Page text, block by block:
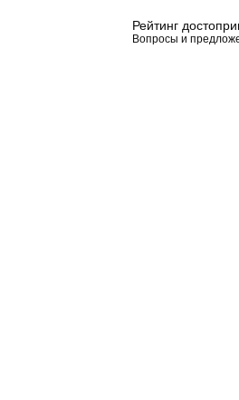
Рейтинг
Вопросы и